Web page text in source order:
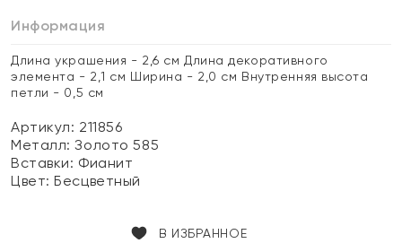
Информация
Длина украшения - 2,6 см Длина декоративного
элемента - 2,1 см Ширина - 2,0 см Внутренняя высота
петли - 0,5 см
Артикул: 211856
Металл:Золото 585
Вставки: Фианит
Цвет:Бесцветный
В ИЗБРАННОЕ